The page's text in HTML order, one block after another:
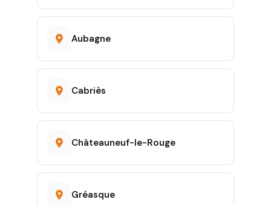
Aubagne
Cabriès
Châteauneuf-le-Rouge
Gréasque